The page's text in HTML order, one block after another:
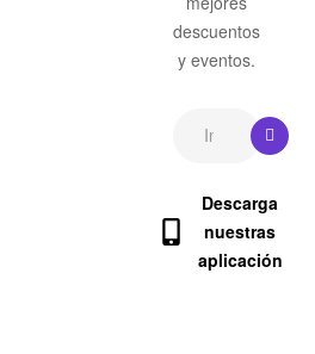
descuentos
y eventos.
Descarga
nuestras
aplicación